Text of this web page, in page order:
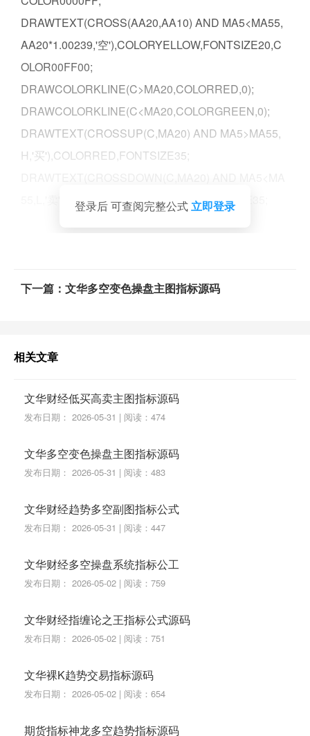
DRAWTEXT(CROSS(AA20,AA10) AND MA5<MA55,
AA20*1.00239,'空'),COLORYELLOW,FONTSIZE20,C
OLOR00FF00;
DRAWCOLORKLINE(C>MA20,COLORRED,0);
DRAWCOLORKLINE(C<MA20,COLORGREEN,0);
DRAWTEXT(CROSSUP(C,MA20) AND MA5>MA55,
H,'买'),COLORRED,FONTSIZE35;
55,L,'卖'),VALIGN0,COLORGREEN,FONTSIZE35;
登录后 可查阅完整公式立即登录
下一篇：文华多空变色操盘主图指标源码
相关文章
文华财经低买高卖主图指标源码
发布日期： 2026-05-31 | 阅读：474
文华多空变色操盘主图指标源码
发布日期： 2026-05-31 | 阅读：483
文华财经趋势多空副图指标公式
发布日期： 2026-05-31 | 阅读：447
文华财经多空操盘系统指标公工
发布日期： 2026-05-02 | 阅读：759
文华财经指缠论之王指标公式源码
发布日期： 2026-05-02 | 阅读：751
文华裸K趋势交易指标源码
发布日期： 2026-05-02 | 阅读：654
期货指标神龙多空趋势指标源码